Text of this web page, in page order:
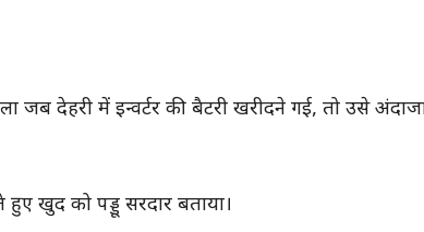
जब देहरी में इन्वर्टर की बैटरी खरीदने गई, तो उसे
खुद को पड्डू सरदार बताया।